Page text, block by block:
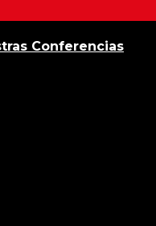
Conferencias